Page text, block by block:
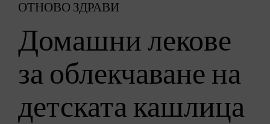
ОТНОВО ЗДРАВИ
Домашни лекове
за облекчаване на
детската кашлица